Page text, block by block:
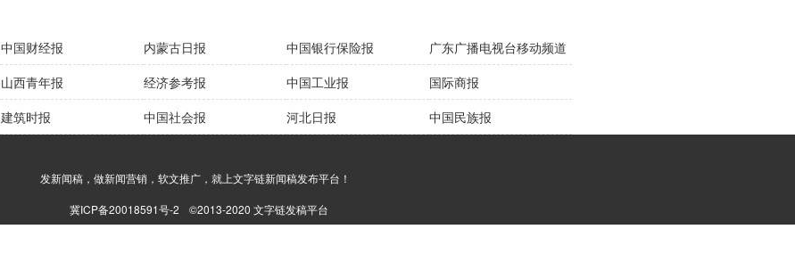
中国财经报 内蒙古日报 中国银行保险报
广东广播电视台移动频道
山西青年报 经济参考报 中国工业报
国际商报
建筑时报 中国社会报 河北日报 中国民族报
发新闻稿，做新闻营销，软文推广，就上文字链新闻稿发布平台！
冀ICP备20018591号-2 ©2013-2020 文字链发稿平台